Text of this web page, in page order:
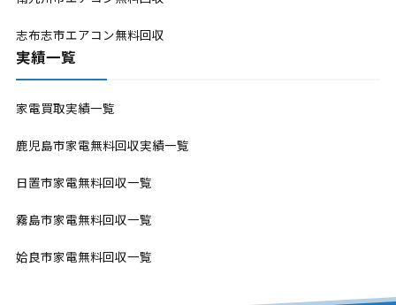
志布志市エアコン無料回収
実績一覧
家電買取実績一覧
鹿児島市家電無料回収実績一覧
日置市家電無料回収一覧
霧島市家電無料回収一覧
姶良市家電無料回収一覧